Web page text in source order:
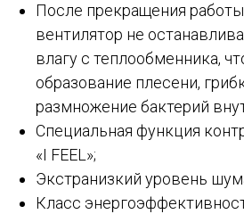
После прекращения
вентилятор не
влагу с теплообменника,
образование плесени,
размножение бактерий
Специальная функция
«I FEEL»;
Экстранизкий уровень
Класс